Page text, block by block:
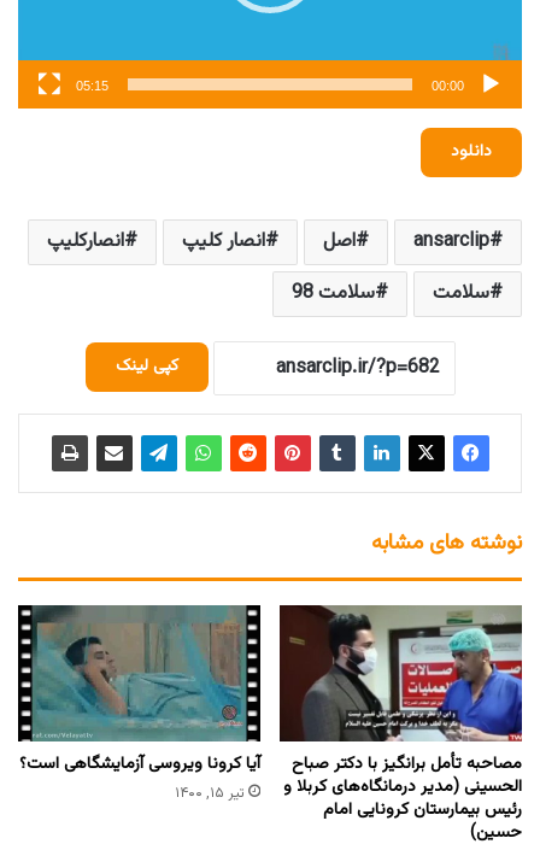
00:00
05:15
دانلود
ansarclip اصل انصار کلیپ
انصارکلیپ
سلامت
سلامت 98
کپی لینک
نوشته های مشابه
مصاحبه تأمل‌ برانگیز با دکتر صباح‌
الحسینی (مدیر درمانگاه‌های کربلا و
رئیس بیمارستان کرونایی امام
حسین)
آیا کرونا ویروسی آزمایشگاهی است؟
تیر ۱۵, ۱۴۰۰